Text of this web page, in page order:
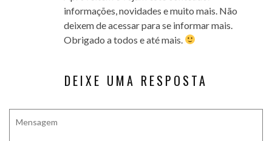
informações, novidades e muito mais. Não
deixem de acessar para se informar mais.
Obrigado a todos e até mais.
DEIXE UMA RESPOSTA